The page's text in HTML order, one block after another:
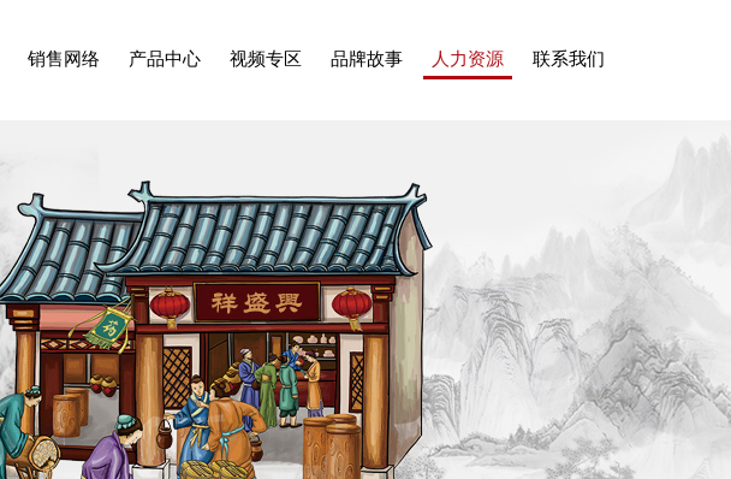
销售网络 产品中心 视频专区 品牌故事 人力资源 联系我们